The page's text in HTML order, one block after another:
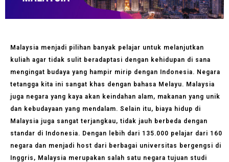
Malaysia menjadi pilihan banyak pelajar untuk melanjutkan
kuliah agar tidak sulit beradaptasi dengan kehidupan di sana
mengingat budaya yang hampir mirip dengan Indonesia. Negara
tetangga kita ini sangat khas dengan bahasa Melayu. Malaysia
juga negara yang kaya akan keindahan alam, makanan yang unik
dan kebudayaan yang mendalam. Selain itu, biaya hidup di
Malaysia juga sangat terjangkau, tidak jauh berbeda dengan
standar di Indonesia. Dengan lebih dari 135.000 pelajar dari 160
negara dan menjadi host dari berbagai universitas bergengsi di
Inggris, Malaysia merupakan salah satu negara tujuan studi